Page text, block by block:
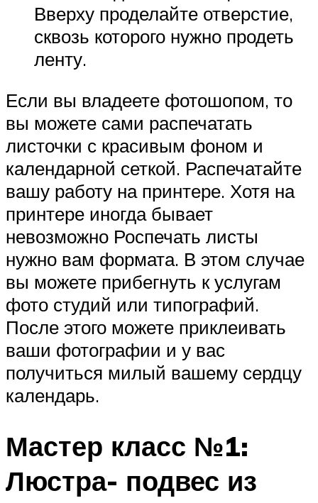
Вверху проделайте отверстие,
сквозь которого нужно продеть
ленту.
Если вы владеете фотошопом, то
вы можете сами распечатать
листочки с красивым фоном и
календарной сеткой. Распечатайте
вашу работу на принтере. Хотя на
принтере иногда бывает
невозможно Роспечать листы
нужно вам формата. В этом случае
вы можете прибегнуть к услугам
фото студий или типографий.
После этого можете приклеивать
ваши фотографии и у вас
получиться милый вашему сердцу
календарь.
Мастер класс №1:
Люстра- подвес из